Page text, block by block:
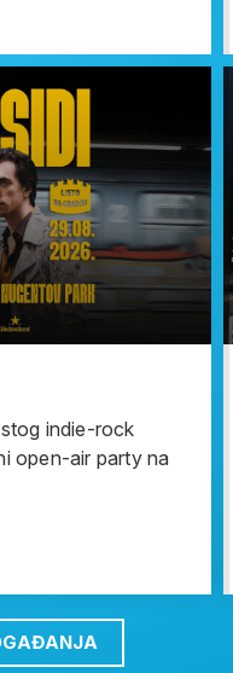
indie-rock
open-air party na